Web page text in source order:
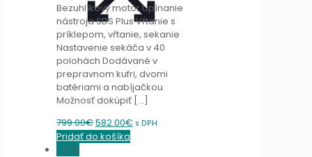
Bezuhlíkový motor Upínanie
nástroja SDS Plus Vŕtanie s
príklepom, vŕtanie, sekanie
Nastavenie sekáča v 40
polohách Dodávané v
prepravnom kufri, dvomi
batériami a nabíjačkou
Možnosť dokúpiť […]
799.00€Original
price
582.00€ Current
s DPH
Pridať do košíka
-27%